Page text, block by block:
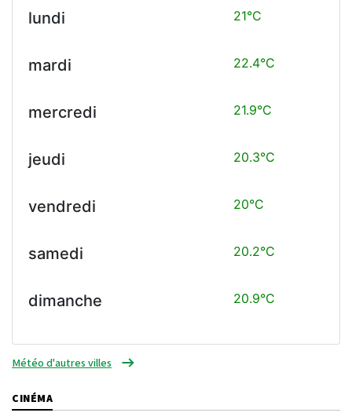
lundi 21°C
mardi 22.4°C
mercredi 21.9°C
jeudi 20.3°C
vendredi 20°C
samedi 20.2°C
dimanche 20.9°C
Météo d'autres villes
CINÉMA